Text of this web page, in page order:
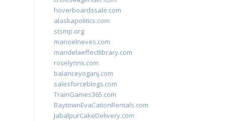
hoverboardssale.com
alaskapolitics.com
stsmp.org
manoelneves.com
mandelaeffectlibrary.com
roselynns.com
balanceyoganj.com
salesforceblogs.com
TrainGames365.com
BaytownEvaCationRentals.com
JabalpurCakeDelivery.com